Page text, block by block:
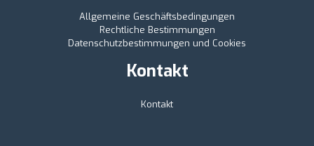
Allgemeine Geschäftsbedingungen
Rechtliche Bestimmungen
Datenschutzbestimmungen und Cookies
Kontakt
Kontakt